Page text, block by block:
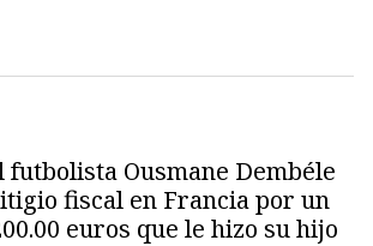
futbolista Ousmane Dembéle
fiscal en Francia por un
euros que le hizo su hijo